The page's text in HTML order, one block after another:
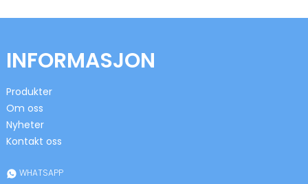
INFORMASJON
Produkter
Om oss
Nyheter
Kontakt oss
WHATSAPP